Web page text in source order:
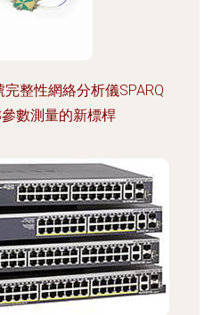
整性網絡分析儀SPARQ
數測量的新標桿